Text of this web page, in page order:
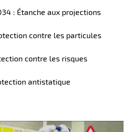
: Étanche aux projections
contre les particules
contre les risques
antistatique